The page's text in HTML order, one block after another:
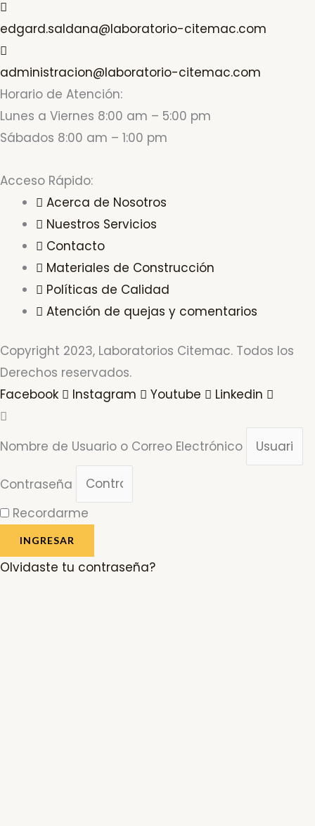
edgard.saldana@laboratorio-citemac.com
administracion@laboratorio-citemac.com
Horario de Atención:
Lunes a Viernes 8:00 am – 5:00 pm
Sábados 8:00 am – 1:00 pm
Acceso Rápido:
Acerca de Nosotros
Nuestros Servicios
Contacto
Materiales de Construcción
Políticas de Calidad
Atención de quejas y comentarios
Copyright 2023, Laboratorios Citemac. Todos los
Derechos reservados.
Facebook
Instagram Youtube Linkedin
Nombre de Usuario o Correo Electrónico
Contraseña
Recordarme
INGRESAR
Olvidaste tu contraseña?